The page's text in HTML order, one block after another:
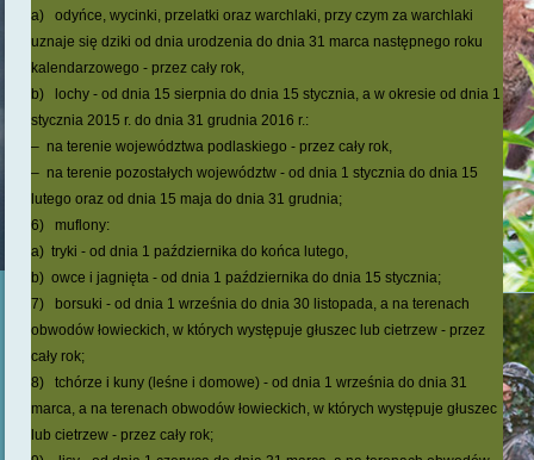
a) odyńce, wycinki, przelatki oraz warchlaki, przy czym za warchlaki
uznaje się dziki od dnia urodzenia do dnia 31 marca następnego roku
kalendarzowego - przez cały rok,
b) lochy - od dnia 15 sierpnia do dnia 15 stycznia, a w okresie od dnia 1
stycznia 2015 r. do dnia 31 grudnia 2016 r.:
– na terenie województwa podlaskiego - przez cały rok,
– na terenie pozostałych województw - od dnia 1 stycznia do dnia 15
lutego oraz od dnia 15 maja do dnia 31 grudnia;
6) muflony:
a) tryki - od dnia 1 października do końca lutego,
b) owce i jagnięta - od dnia 1 października do dnia 15 stycznia;
7) borsuki - od dnia 1 września do dnia 30 listopada, a na terenach
obwodów łowieckich, w których występuje głuszec lub cietrzew - przez
cały rok;
8) tchórze i kuny (leśne i domowe) - od dnia 1 września do dnia 31
marca, a na terenach obwodów łowieckich, w których występuje głuszec
lub cietrzew - przez cały rok;